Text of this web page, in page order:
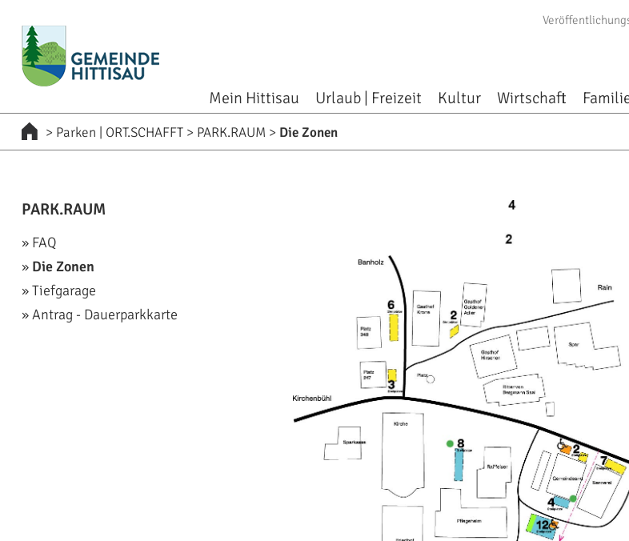
Mein Hittisau Urlaub | Freizeit Kultur Wirtschaft
> Parken | ORT.SCHAFFT > PARK.RAUM > Die Zonen
PARK.RAUM
FAQ
Die Zonen
Tiefgarage
Antrag - Dauerparkkarte